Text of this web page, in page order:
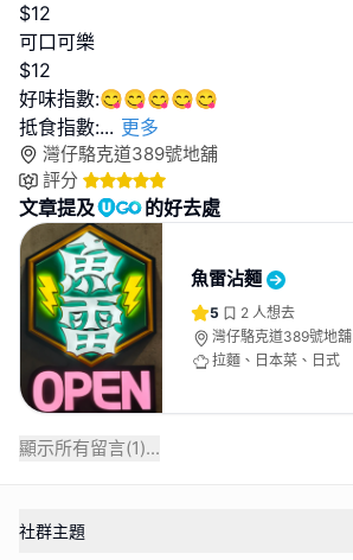
$12
可口可樂
$12
好味指數:😋😋😋😋😋
抵食指數:... 更多
灣仔駱克道389號地舖
評分
文章提及 的好去處
魚雷沾麵
5 2 人想去
灣仔駱克道389號地舖
拉麵、日本菜、日式
顯示所有留言(1)...
社群主題